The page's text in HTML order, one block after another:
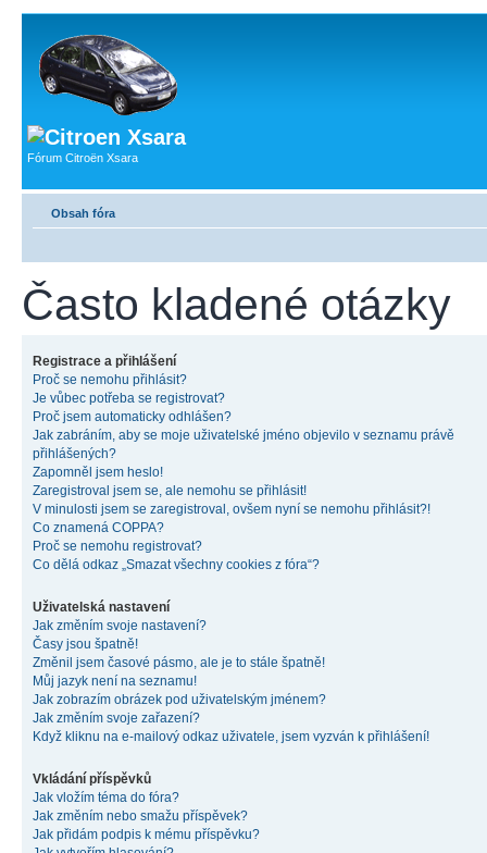
Fórum Citroën Xsara
Obsah fóra
Často kladené otázky
Registrace a přihlášení
Proč se nemohu přihlásit?
Je vůbec potřeba se registrovat?
Proč jsem automaticky odhlášen?
Jak zabráním, aby se moje uživatelské jméno objevilo v seznamu právě
přihlášených?
Zapomněl jsem heslo!
Zaregistroval jsem se, ale nemohu se přihlásit!
V minulosti jsem se zaregistroval, ovšem nyní se nemohu přihlásit?!
Co znamená COPPA?
Proč se nemohu registrovat?
Co dělá odkaz „Smazat všechny cookies z fóra“?
Uživatelská nastavení
Jak změním svoje nastavení?
Časy jsou špatně!
Změnil jsem časové pásmo, ale je to stále špatně!
Můj jazyk není na seznamu!
Jak zobrazím obrázek pod uživatelským jménem?
Jak změním svoje zařazení?
Když kliknu na e-mailový odkaz uživatele, jsem vyzván k přihlášení!
Vkládání příspěvků
Jak vložím téma do fóra?
Jak změním nebo smažu příspěvek?
Jak přidám podpis k mému příspěvku?